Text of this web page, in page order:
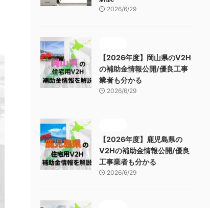
2026/6/29
【2026年度】岡山県のV2H
の補助金情報公開/優良工事
業者も分かる
2026/6/29
【2026年度】鹿児島県の
V2Hの補助金情報公開/優良
工事業者も分かる
2026/6/29